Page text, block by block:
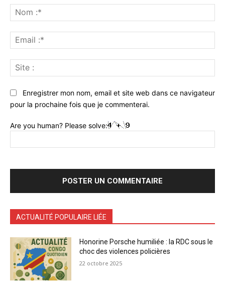
:*
:*
:
Enregistrer mon nom, email et site web dans ce navigateur
pour la prochaine fois que je commenterai.
Are you human? Please solve:
ACTUALITÉ POPULAIRE LIÉE
Honorine Porsche humiliée : la RDC sous le
choc des violences policières
22 octobre 2025